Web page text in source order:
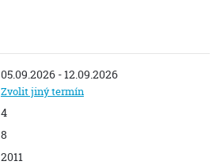
05.09.2026 - 12.09.2026
Zvolit jiný termín
4
8
2011